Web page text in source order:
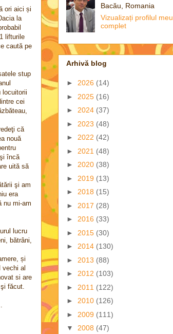
ori aici și
la
lifturile
caută pe
stup
locuitorii
cei
că
nouă
încă
uită să
şi am
era
nu mi-am
lucru
bătrâni,
și
vechi al
si are
făcut.
Bacău, Romania
Vizualizați profilul meu
complet
Arhivă blog
► 2026 (14)
► 2025 (16)
► 2024 (37)
► 2023 (48)
► 2022 (42)
► 2021 (48)
► 2020 (38)
► 2019 (13)
► 2018 (15)
► 2017 (28)
► 2016 (33)
► 2015 (30)
► 2014 (130)
► 2013 (88)
► 2012 (103)
► 2011 (122)
► 2010 (126)
► 2009 (111)
▼ 2008 (47)